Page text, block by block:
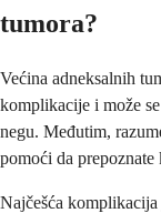
tumora?
Većina adneksalnih
komplikacije i može
negu. Međutim,
pomoći da
Najčešća